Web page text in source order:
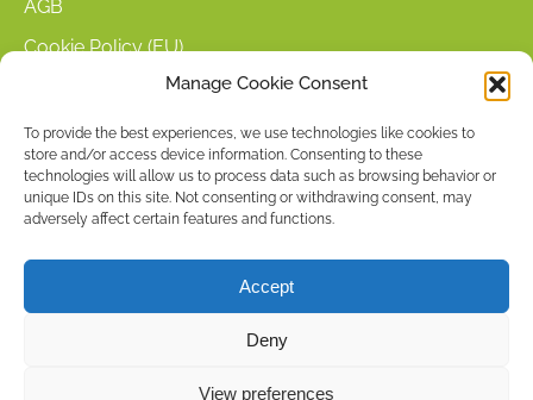
Manage Cookie Consent
To provide the best experiences, we use technologies like cookies to
store and/or access device information. Consenting to these
technologies will allow us to process data such as browsing behavior or
unique IDs on this site. Not consenting or withdrawing consent, may
adversely affect certain features and functions.
Accept
Deny
View preferences
AGB
Cookie Policy (EU)
Mein Konto
Warenkorb
Zahlungsarten